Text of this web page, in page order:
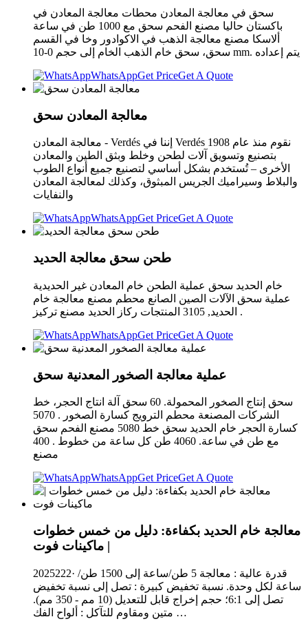
سحق في معالجة المعادن محطات معالجة المعادن في
باكستان حاليا مصنع الفحم سحق مع 1000 طن في ساعة
ألاسكا مصنع معالجة الذهب في الاكوادور وخا في القسم
سحق، سحق خام الذهب الخام إلى حجم 0-10 mm. يتم إعداده
WhatsAppGet PriceGet A Quote
معالجة المعادن سحق
معالجة المعادن - Verdés إننا في Verdés نقوم منذ عام 1908
بتصنيع وتسويق آلات لطحن وخلط وبثق الطين والمعادن
الأخرى – تُستخدم بشكل أساسي لتصنيع جميع أنواع الطوب
والبلاط وسيراميك الجريس المبثوق، وكذلك لمعالجة المعادن
والنفايات
WhatsAppGet PriceGet A Quote
طحن سحق معالجة الحديد
خام الحديد سحق عملية الطحن خام المعادن غير الحديدية
عملية سحق الآلات الصين الصانع محطم مصنع معالجة خام
الحديد, 3105 المنتجات ركاز الحديد مصنع تركيز .
WhatsAppGet PriceGet A Quote
عملية معالجة الصخور المعدنية سحق
سحق إنتاج الصخور المحمولة. 60 سحق آلة انتاج الحجر، خط
الشركات المصنعة محطم الترويج كسارة الصخور . 5070
كسارة الحجر خام الحديد سحق خط 5080 مصنع الفحم سحق
مع طن في ساعة. 4060 طن كل ساعة من خطوط . 400
مصنع
WhatsAppGet PriceGet A Quote
معالجة خام الحديد بكفاءة: دليل من خمس خطوات
| ماكينات فوت
2025222· قدرة عالية : معالجة 5 طن/ساعة إلى 1500 طن/
ساعة لكل وحدة. نسبة تخفيض كبيرة : تصل إلى نسبة تخفيض
تصل إلى 6:1؛ حجم إخراج قابل للتعديل (10 مم - 350 مم).
متين ومقاوم للتآكل : ألواح الفك …